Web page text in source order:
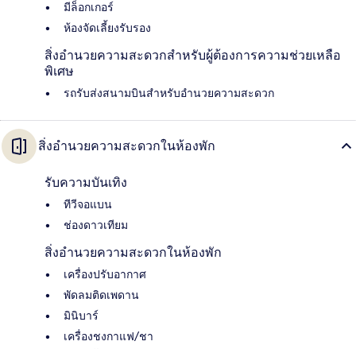
มีล็อกเกอร์
ห้องจัดเลี้ยงรับรอง
สิ่งอำนวยความสะดวกสำหรับผู้ต้องการความช่วยเหลือ
พิเศษ
รถรับส่งสนามบินสำหรับอำนวยความสะดวก
สิ่งอำนวยความสะดวกในห้องพัก
รับความบันเทิง
ทีวีจอแบน
ช่องดาวเทียม
สิ่งอำนวยความสะดวกในห้องพัก
เครื่องปรับอากาศ
พัดลมติดเพดาน
มินิบาร์
เครื่องชงกาแฟ/ชา